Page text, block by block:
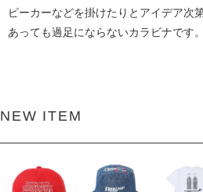
ピーカーなどを掛けたりとアイデア次
あっても過足にならないカラビナです。
NEW ITEM